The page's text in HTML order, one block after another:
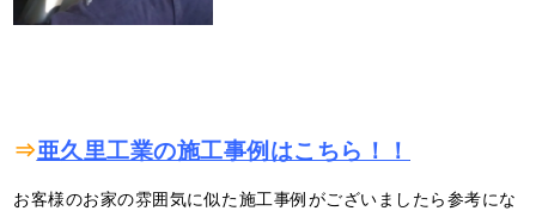
⇒亜久里工業の施工事例はこちら！！
お客様のお家の雰囲気に似た施工事例がございましたら参考にな